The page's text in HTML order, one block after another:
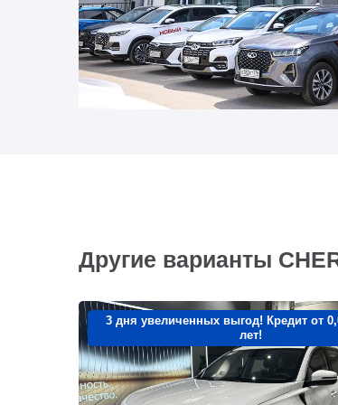
Другие варианты
3 дня увеличенных выгод! Кредит от
лет!